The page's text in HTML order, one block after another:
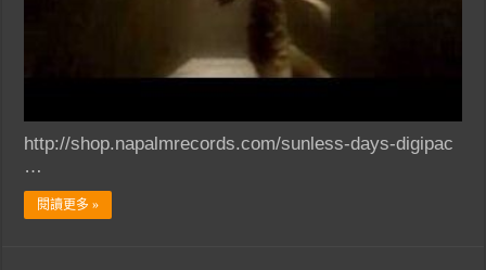
http://shop.napalmrecords.com/sunless-days-digipac
…
閱讀更多 »